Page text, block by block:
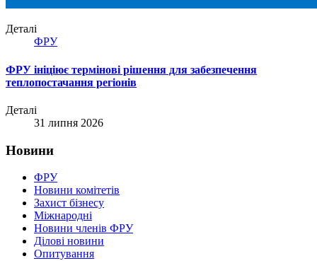
Деталі
ФРУ
ФРУ ініціює термінові рішення для забезпечення
теплопостачання регіонів
Деталі
31 липня 2026
Новини
ФРУ
Новини комітетів
Захист бізнесу
Міжнародні
Новини членів ФРУ
Ділові новини
Опитування